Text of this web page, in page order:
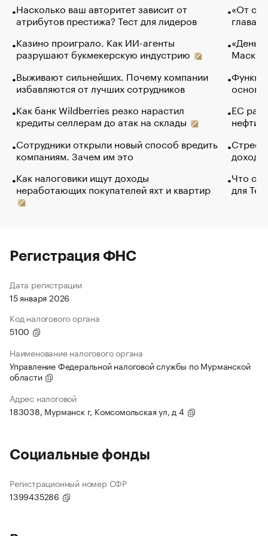
Насколько ваш авторитет зависит от
атрибутов престижа? Тест для лидеров
Казино проиграло. Как ИИ-агенты
разрушают букмекерскую индустрию
Выживают сильнейших. Почему компании
избавляются от лучших сотрудников
Как банк Wildberries резко нарастил
кредиты селлерам до атак на склады
Сотрудники открыли новый способ вредить
компаниям. Зачем им это
Как налоговики ищут доходы
неработающих покупателей яхт и квартир
«От
глава
Маск в
основ
ЕС
нефти
Что
для
Регистрация ФНС
Дата регистрации
15 января 2026
Код налогового органа
5100
Наименование налогового органа
Управление Федеральной налоговой службы по Мурманской
области
Адрес налоговой
183038, Мурманск г, Комсомольская ул, д 4
Социальные фонды
Регистрационный номер СФР
1399435286